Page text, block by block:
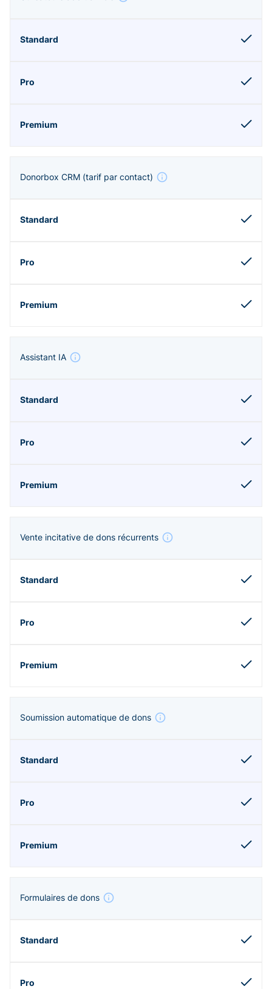
Donorbox CRM (tarif par contact)
Assistant IA
Vente incitative de dons récurrents
Soumission automatique de dons
Formulaires de dons